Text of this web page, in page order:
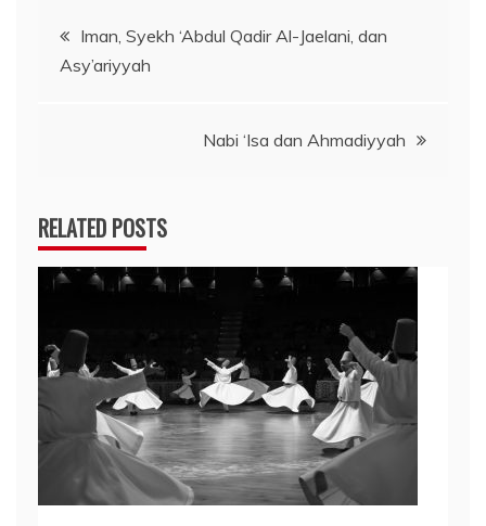
Navigasi
pos
Iman, Syekh ‘Abdul Qadir Al-Jaelani, dan
Asy’ariyyah
Nabi ‘Isa dan Ahmadiyyah
RELATED POSTS